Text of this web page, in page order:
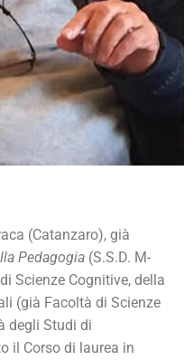
(Catanzaro), già
Pedagogia (S.S.D. M-
Scienze Cognitive, della
(già Facoltà di Scienze
degli Studi di
il Corso di laurea in